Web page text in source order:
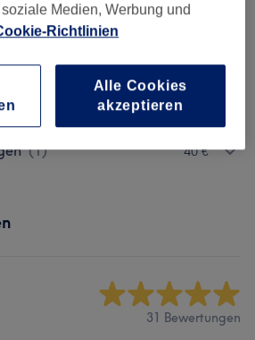
& Stylings (10) ab 7 €
(1) 10 €
& Stylings 1)
(1) 40 €
31 Bewertungen
Medien, Werbung und
Richtlinien
Alle Cookies
akzeptieren